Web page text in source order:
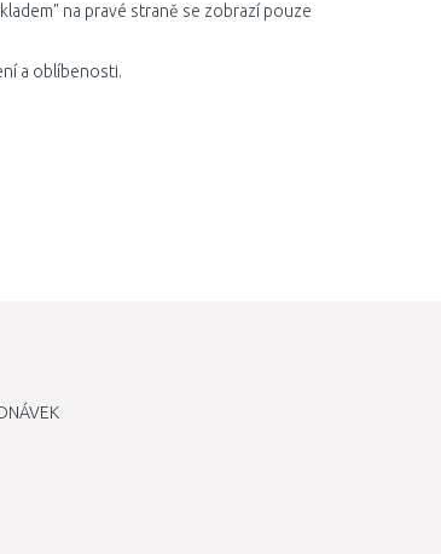
na pravé straně se zobrazí pouze
a oblíbenosti.